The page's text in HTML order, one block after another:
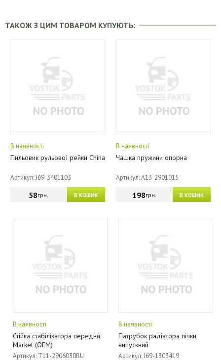
ТАКОЖ З ЦИМ ТОВАРОМ КУПУЮТЬ:
В наявності
Пильовик рульової рейки China
Артикул: J69-3401103
В КОШИК
58грн.
В наявності
Чашка пружини опорна
Артикул: A13-2901015
В КОШИК
198грн.
В наявності
Стійка стабілізатора передня
Market (OEM)
Артикул: T11-2906030BU
В наявності
Патрубок радіатора пічки
випускний
Артикул: J69-1303419